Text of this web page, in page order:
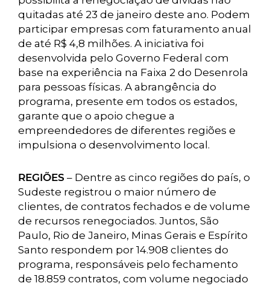
quitadas até 23 de janeiro deste ano. Podem
participar empresas com faturamento anual
de até R$ 4,8 milhões. A iniciativa foi
desenvolvida pelo Governo Federal com
base na experiência na Faixa 2 do Desenrola
para pessoas físicas. A abrangência do
programa, presente em todos os estados,
garante que o apoio chegue a
empreendedores de diferentes regiões e
impulsiona o desenvolvimento local.
REGIÕES – Dentre as cinco regiões do país, o
Sudeste registrou o maior número de
clientes, de contratos fechados e de volume
de recursos renegociados. Juntos, São
Paulo, Rio de Janeiro, Minas Gerais e Espírito
Santo respondem por 14.908 clientes do
programa, responsáveis pelo fechamento
de 18.859 contratos, com volume negociado